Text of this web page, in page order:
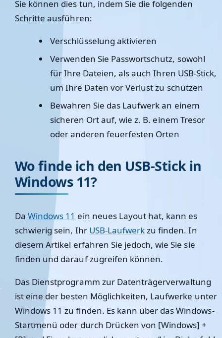
Sie können dies tun, indem Sie die folgenden
Schritte ausführen:
Verschlüsselung aktivieren
Verwenden Sie Passwortschutz, sowohl
für Ihre Dateien, als auch Ihren USB-Stick,
um Ihre Daten vor Verlust zu schützen
Bewahren Sie das Laufwerk an einem
sicheren Ort auf, wie z. B. einem Tresor
oder anderen feuerfesten Orten
Wo finde ich den USB-Stick in
Windows 11?
DaWindows 11 ein neues Layout hat, kann es
schwierig sein, Ihr USB-Laufwerkzu finden. In
diesem Artikel erfahren Sie jedoch, wie Sie sie
finden und darauf zugreifen können.
Das Dienstprogramm zur Datenträgerverwaltung
ist eine der besten Möglichkeiten, Laufwerke unter
Windows 11 zu finden. Es kann über das Windows-
Startmenü oder durch Drücken von [Windows] +